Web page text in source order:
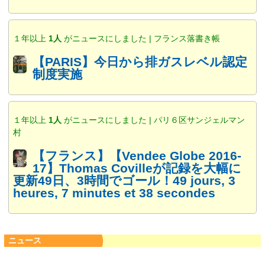
１年以上 1人 がニュースにしました | フランス落書き帳
【PARIS】今日から排ガスレベル認定
制度実施
１年以上 1人 がニュースにしました | パリ６区サンジェルマン
村
【フランス】【Vendee Globe 2016-
17】Thomas Covilleが記録を大幅に
更新49日、3時間でゴール！49 jours, 3
heures, 7 minutes et 38 secondes
ニュース